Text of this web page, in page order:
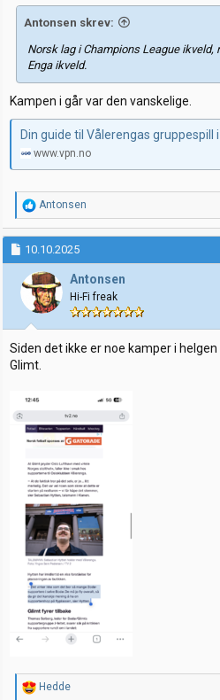
Antonsen skrev:
Norsk lag i Champions League ikveld,
Enga ikveld.
Kampen i går var den vanskelige.
Din guide til Vålerengas gruppespill i
www.vpn.no
R
e
a
k
s
j
o
n
e
r
:
Antonsen
10.10.2025
Antonsen
Hi-Fi freak
Siden det ikke er noe kamper i
Glimt.
RHedde